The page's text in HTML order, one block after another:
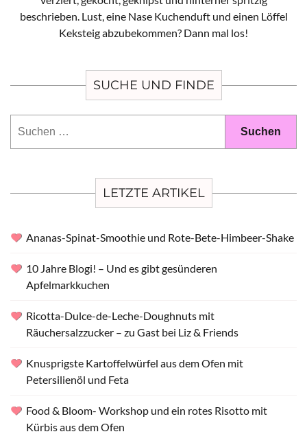
beschrieben. Lust, eine Nase Kuchenduft und einen Löffel
Keksteig abzubekommen? Dann mal los!
SUCHE UND FINDE
LETZTE ARTIKEL
Ananas-Spinat-Smoothie und Rote-Bete-Himbeer-Shake
10 Jahre Blogi! – Und es gibt gesünderen
Apfelmarkkuchen
Ricotta-Dulce-de-Leche-Doughnuts mit
Räuchersalzzucker – zu Gast bei Liz & Friends
Knusprigste Kartoffelwürfel aus dem Ofen mit
Petersilienöl und Feta
Food & Bloom- Workshop und ein rotes Risotto mit
Kürbis aus dem Ofen